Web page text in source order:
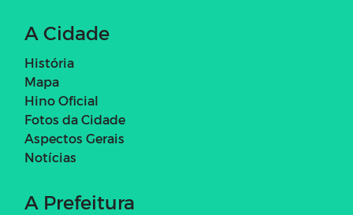
A Cidade
História
Mapa
Hino Oficial
Fotos da Cidade
Aspectos Gerais
Notícias
A Prefeitura